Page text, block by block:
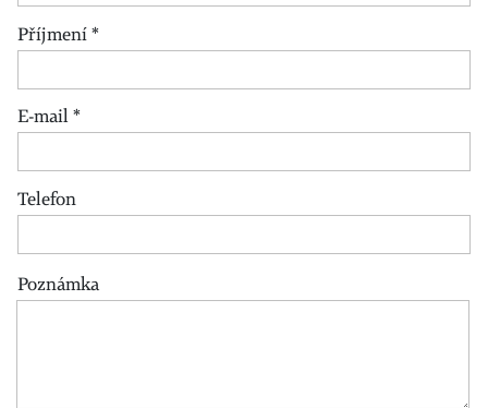
Příjmení*
E-mail*
Telefon
Poznámka